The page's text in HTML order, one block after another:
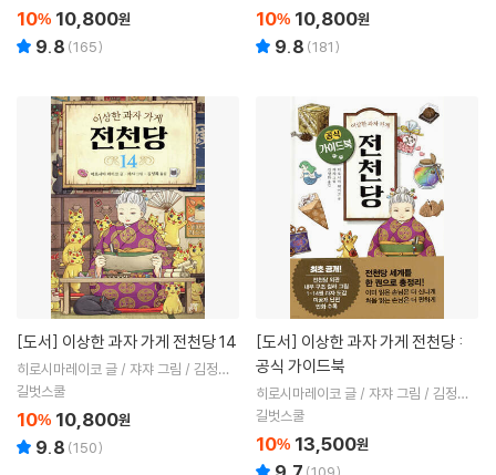
10% 10,800원
9.8 (165)
10% 10,800원
9.8 (181)
[도서] 이상한 과자 가게 전천당 14
히로시마레이코 글 / 쟈쟈 그림 / 김정화
역
길벗스쿨
10% 10,800원
9.8 (150)
[도서]
공식 가이드북
히로시마레이코 글 / 쟈쟈 그림 / 김정화
역
길벗스쿨
10% 13,500원
(109)